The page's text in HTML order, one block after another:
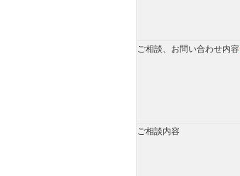
ご相談、お問い合わせ内容
ご相談内容